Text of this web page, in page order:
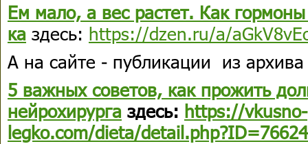
Ем мало, а вес растет. Как
ка здесь: https://dzen.ru/a/
А на сайте - публикации из архива
5 важных советов, как прожить
нейрохирурга здесь: https://vkusno-
legko.com/dieta/detail.php?ID=76624